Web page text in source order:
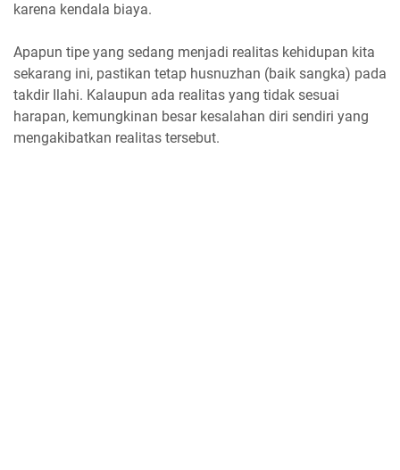
karena kendala biaya.
Apapun tipe yang sedang menjadi realitas kehidupan kita
sekarang ini, pastikan tetap husnuzhan (baik sangka) pada
takdir Ilahi. Kalaupun ada realitas yang tidak sesuai
harapan, kemungkinan besar kesalahan diri sendiri yang
mengakibatkan realitas tersebut.